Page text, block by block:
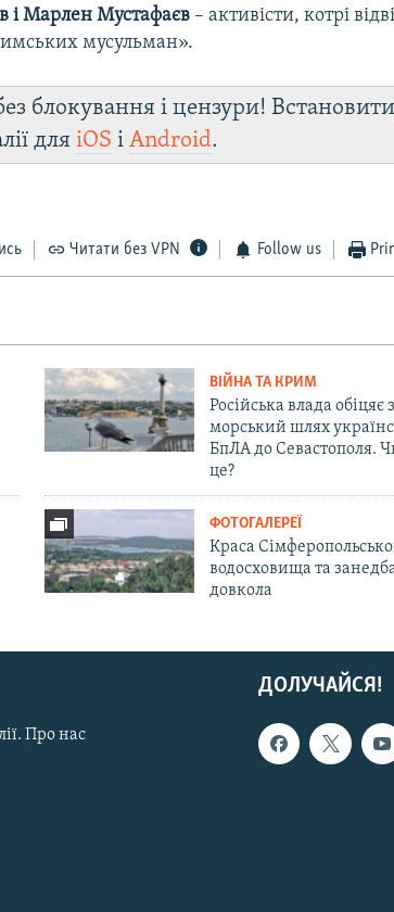
і Марлен Мустафаєв – активісти, котрі
мусульман».
блокування і цензури!
дляiOS іAndroid.
Читати без VPN Follow us
ВІЙНА ТА КРИМ
Російська влада обіцяє
морський шлях
БпЛА до Севастополя.
це?
ФОТОГАЛЕРЕЇ
Краса
водосховища та
довкола
ДОЛУЧАЙСЯ!
Про нас